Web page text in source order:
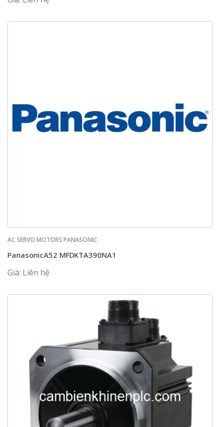
AC SERVO MOTORS PANASONIC
PanasonicA52 MFDKTA390NA1
Giá: Liên hệ